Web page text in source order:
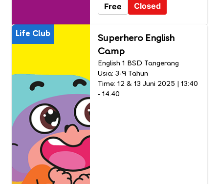
Free Closed
Life Club
Superhero English
Camp
English 1 BSD Tangerang
Usia: 3-9 Tahun
Time: 12 & 13 Juni 2025 | 13:40
- 14.40​